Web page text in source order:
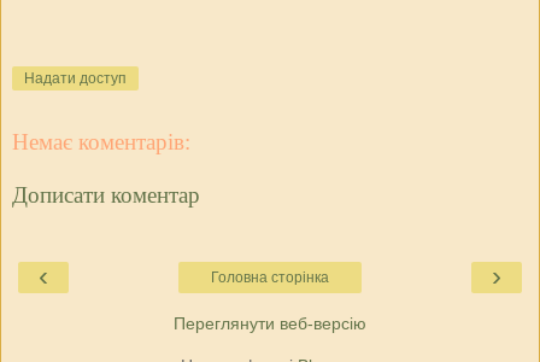
Надати доступ
Немає коментарів:
Дописати коментар
‹ ›
Головна сторінка
Переглянути веб-версію